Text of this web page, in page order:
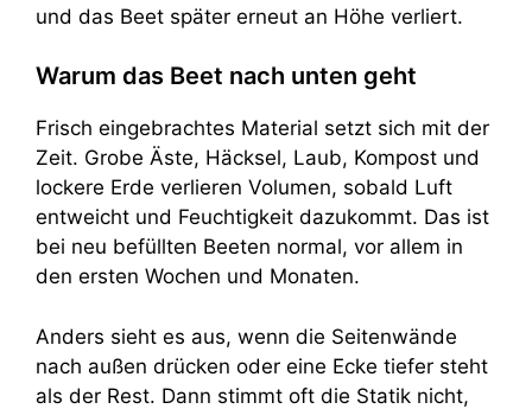
und das Beet später erneut an Höhe verliert.
Warum das Beet nach unten geht
Frisch eingebrachtes Material setzt sich mit der
Zeit. Grobe Äste, Häcksel, Laub, Kompost und
lockere Erde verlieren Volumen, sobald Luft
entweicht und Feuchtigkeit dazukommt. Das ist
bei neu befüllten Beeten normal, vor allem in
den ersten Wochen und Monaten.
Anders sieht es aus, wenn die Seitenwände
nach außen drücken oder eine Ecke tiefer steht
als der Rest. Dann stimmt oft die Statik nicht,